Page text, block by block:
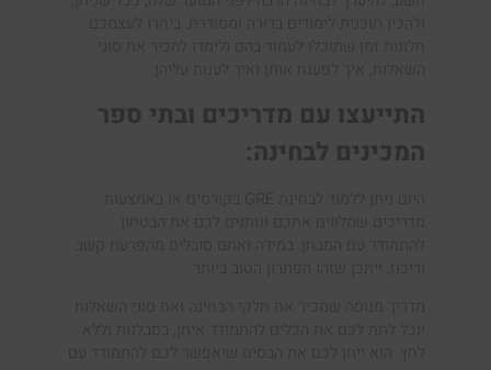
ולהכין תוכנית לימודים ברורה ומסודרת. ביחרו לעצמכם
חלונות זמן שתוכלו לעמוד בהם ולימדו להכיר את סוגי
השאלות, איך לפענח אותן ואיך לענות עליהן.
התייעצו עם מדריכים ובתי ספר
המכינים לבחינה:
היום ניתן ללמוד לבחינת GRE בקורסים או באמצעות
מדריכים שמלווים אתכם ונותנים לכם את הבטחון
להתמודד עם המבחן. במידה ואתם סובלים מהפרעת קשב
וריכוז, ייתכן שזהו הפתרון הטוב ביותר.
מדריך מנוסה שמכיר את חלקי הבחינה ואת סוגי השאלות
יוכל לתת לכם את הכלים להתמודד איתן, בסבלנות וללא
לחץ. הוא ייתן לכם את הבסיס שיאפשר לכם להתמודד עם